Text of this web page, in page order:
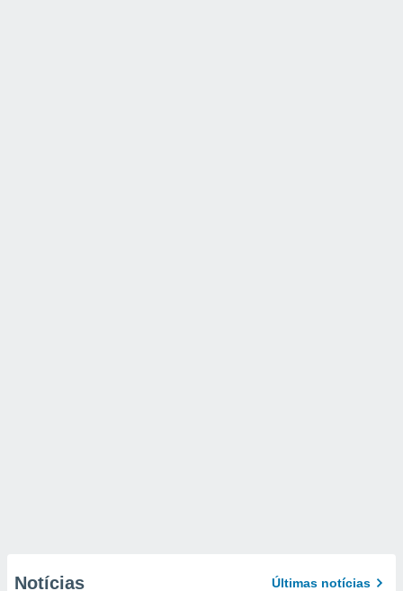
Notícias Últimas notícias